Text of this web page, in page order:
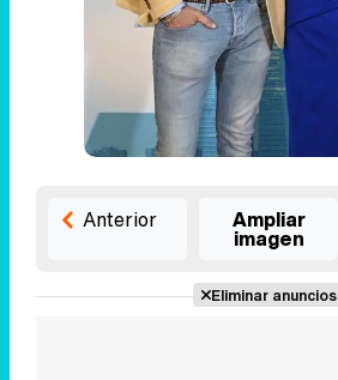
Anterior Ampliar
imagen
Eliminar anuncios